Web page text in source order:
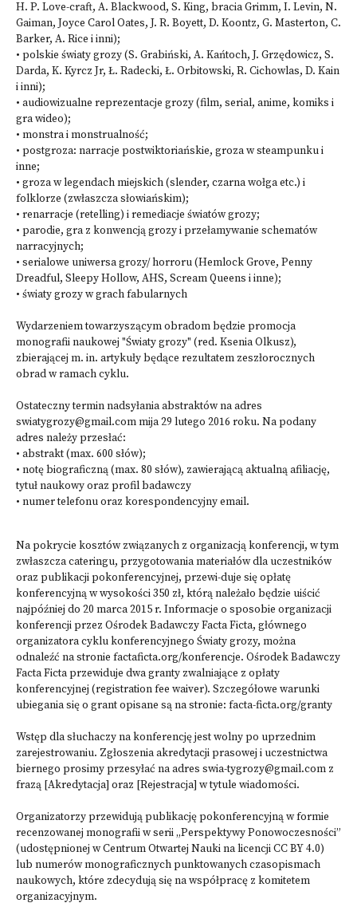
H. P. Love-craft, A. Blackwood, S. King, bracia Grimm, I. Levin, N.
Gaiman, Joyce Carol Oates, J. R. Boyett, D. Koontz, G. Masterton, C.
Barker, A. Rice i inni);
• polskie światy grozy (S. Grabiński, A. Kańtoch, J. Grzędowicz, S.
Darda, K. Kyrcz Jr, Ł. Radecki, Ł. Orbitowski, R. Cichowlas, D. Kain
i inni);
• audiowizualne reprezentacje grozy (film, serial, anime, komiks i
gra wideo);
• monstra i monstrualność;
• postgroza: narracje postwiktoriańskie, groza w steampunku i
inne;
• groza w legendach miejskich (slender, czarna wołga etc.) i
folklorze (zwłaszcza słowiańskim);
• renarracje (retelling) i remediacje światów grozy;
• parodie, gra z konwencją grozy i przełamywanie schematów
narracyjnych;
• serialowe uniwersa grozy/ horroru (Hemlock Grove, Penny
Dreadful, Sleepy Hollow, AHS, Scream Queens i inne);
• światy grozy w grach fabularnych
Wydarzeniem towarzyszącym obradom będzie promocja
monografii naukowej "Światy grozy" (red. Ksenia Olkusz),
zbierającej m. in. artykuły będące rezultatem zeszłorocznych
obrad w ramach cyklu.
Ostateczny termin nadsyłania abstraktów na adres
swiatygrozy@gmail.com mija 29 lutego 2016 roku. Na podany
adres należy przesłać:
• abstrakt (max. 600 słów);
• notę biograficzną (max. 80 słów), zawierającą aktualną afiliację,
tytuł naukowy oraz profil badawczy
• numer telefonu oraz korespondencyjny email.
Na pokrycie kosztów związanych z organizacją konferencji, w tym
zwłaszcza cateringu, przygotowania materiałów dla uczestników
oraz publikacji pokonferencyjnej, przewi-duje się opłatę
konferencyjną w wysokości 350 zł, którą należało będzie uiścić
najpóźniej do 20 marca 2015 r. Informacje o sposobie organizacji
konferencji przez Ośrodek Badawczy Facta Ficta, głównego
organizatora cyklu konferencyjnego Światy grozy, można
odnaleźć na stronie factaficta.org/konferencje. Ośrodek Badawczy
Facta Ficta przewiduje dwa granty zwalniające z opłaty
konferencyjnej (registration fee waiver). Szczegółowe warunki
ubiegania się o grant opisane są na stronie: facta-ficta.org/granty
Wstęp dla słuchaczy na konferencję jest wolny po uprzednim
zarejestrowaniu. Zgłoszenia akredytacji prasowej i uczestnictwa
biernego prosimy przesyłać na adres swia-tygrozy@gmail.com z
frazą [Akredytacja] oraz [Rejestracja] w tytule wiadomości.
Organizatorzy przewidują publikację pokonferencyjną w formie
recenzowanej monografii w serii „Perspektywy Ponowoczesności”
(udostępnionej w Centrum Otwartej Nauki na licencji CC BY 4.0)
lub numerów monograficznych punktowanych czasopismach
naukowych, które zdecydują się na współpracę z komitetem
organizacyjnym.